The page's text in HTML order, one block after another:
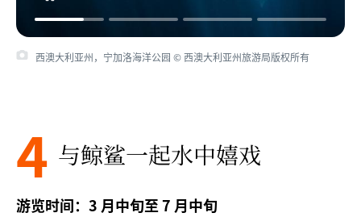
西澳大利亚州，宁加洛海洋公园 © 西澳大利亚州旅游局版权所有
4 与鲸鲨一起水中嬉戏
游览时间：3 月中旬至 7 月中旬